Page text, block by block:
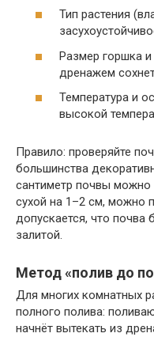
Тип растения
Размер горшка
дренажем
Температура и
высокой
Правило: проверяйте
большинства
сантиметр почвы можно
сухой на 1–2 см, можно
допускается, что почва
залитой.
Метод «полив до
Для многих комнатных
полного полива:
начнёт вытекать из